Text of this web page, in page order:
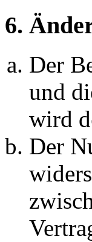
6.
Der
und
wird
Der